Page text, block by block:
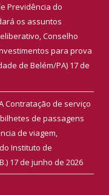
Previdência do
os assuntos
Conselho
para prova
de Belém/PA) 17 de
Contratação de serviço
de passagens
de viagem,
Instituto de
17 de junho de 2026